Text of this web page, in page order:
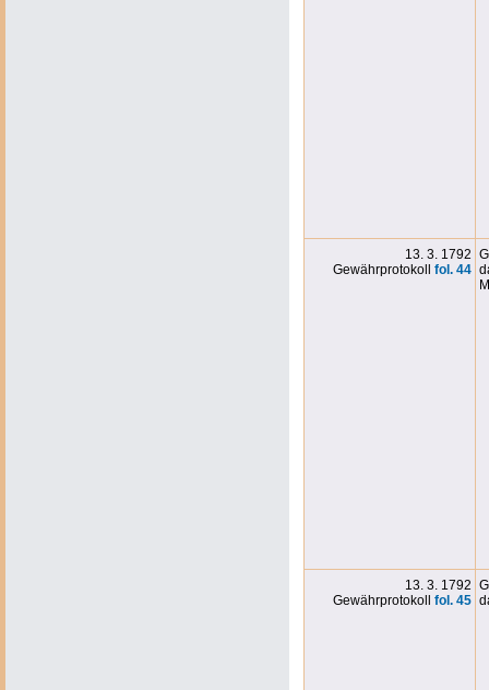
13. 3. 1792
Gewährprotokoll fol. 44
13. 3. 1792
Gewährprotokoll fol. 45